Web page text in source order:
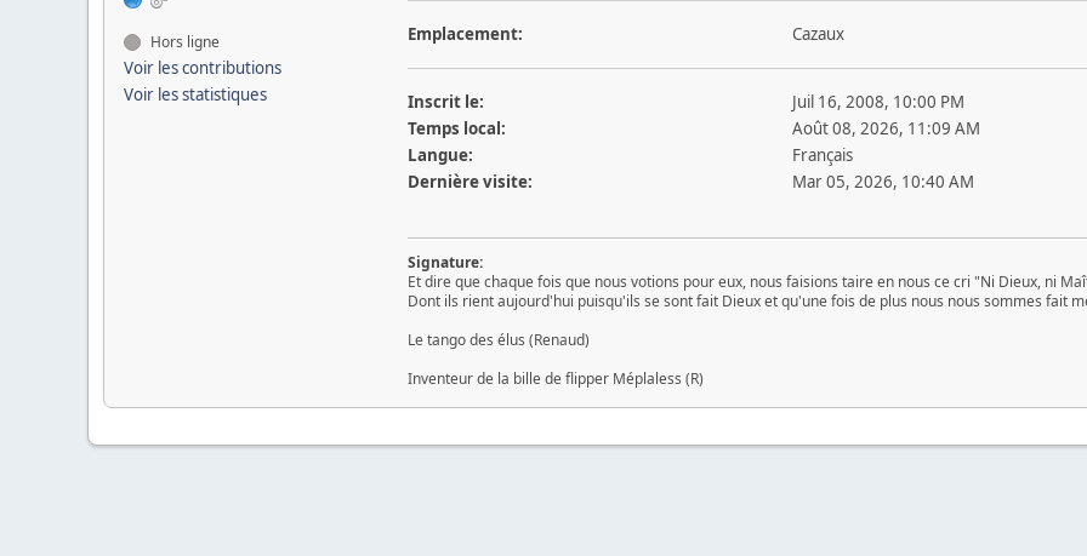
Hors ligne
Voir les contributions
Voir les statistiques
Emplacement: Cazaux
Inscrit le:
Juil 16, 2008, 10:00 PM
Temps local:
Août 08, 2026, 11:09 AM
Langue:
Français
Dernière visite:
Mar 05, 2026, 10:40 AM
Signature:
Et dire que chaque fois que nous votions pour eux, nous faisions taire en nous ce cri "Ni Dieux, ni
Dont ils rient aujourd'hui puisqu'ils se sont fait Dieux et qu'une fois de plus nous nous sommes fait
Le tango des élus (Renaud)
Inventeur de la bille de flipper Méplaless (R)